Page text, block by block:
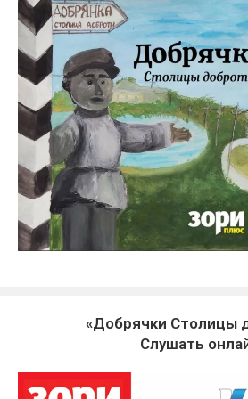
«Добрячки Столицы
Слушать